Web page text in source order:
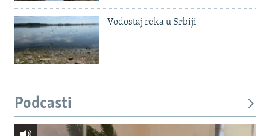
Vodostaj reka u Srbiji
Podcasti